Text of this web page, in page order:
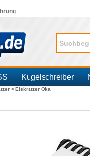
Kugelschreiber
> Eiskratzer Oka